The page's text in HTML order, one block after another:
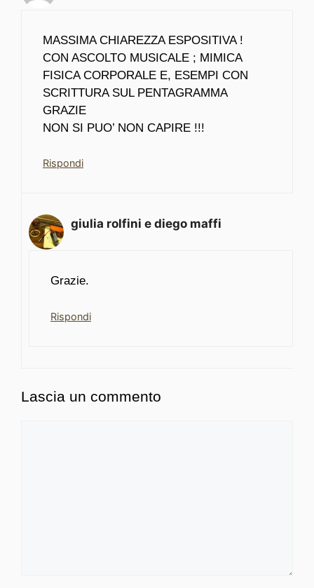
MASSIMA CHIAREZZA ESPOSITIVA !
CON ASCOLTO MUSICALE ; MIMICA
FISICA CORPORALE E, ESEMPI CON
SCRITTURA SUL PENTAGRAMMA
GRAZIE
NON SI PUO’ NON CAPIRE !!!
Rispondi
giulia rolfini e diego maffi
Grazie.
Rispondi
Lascia un commento